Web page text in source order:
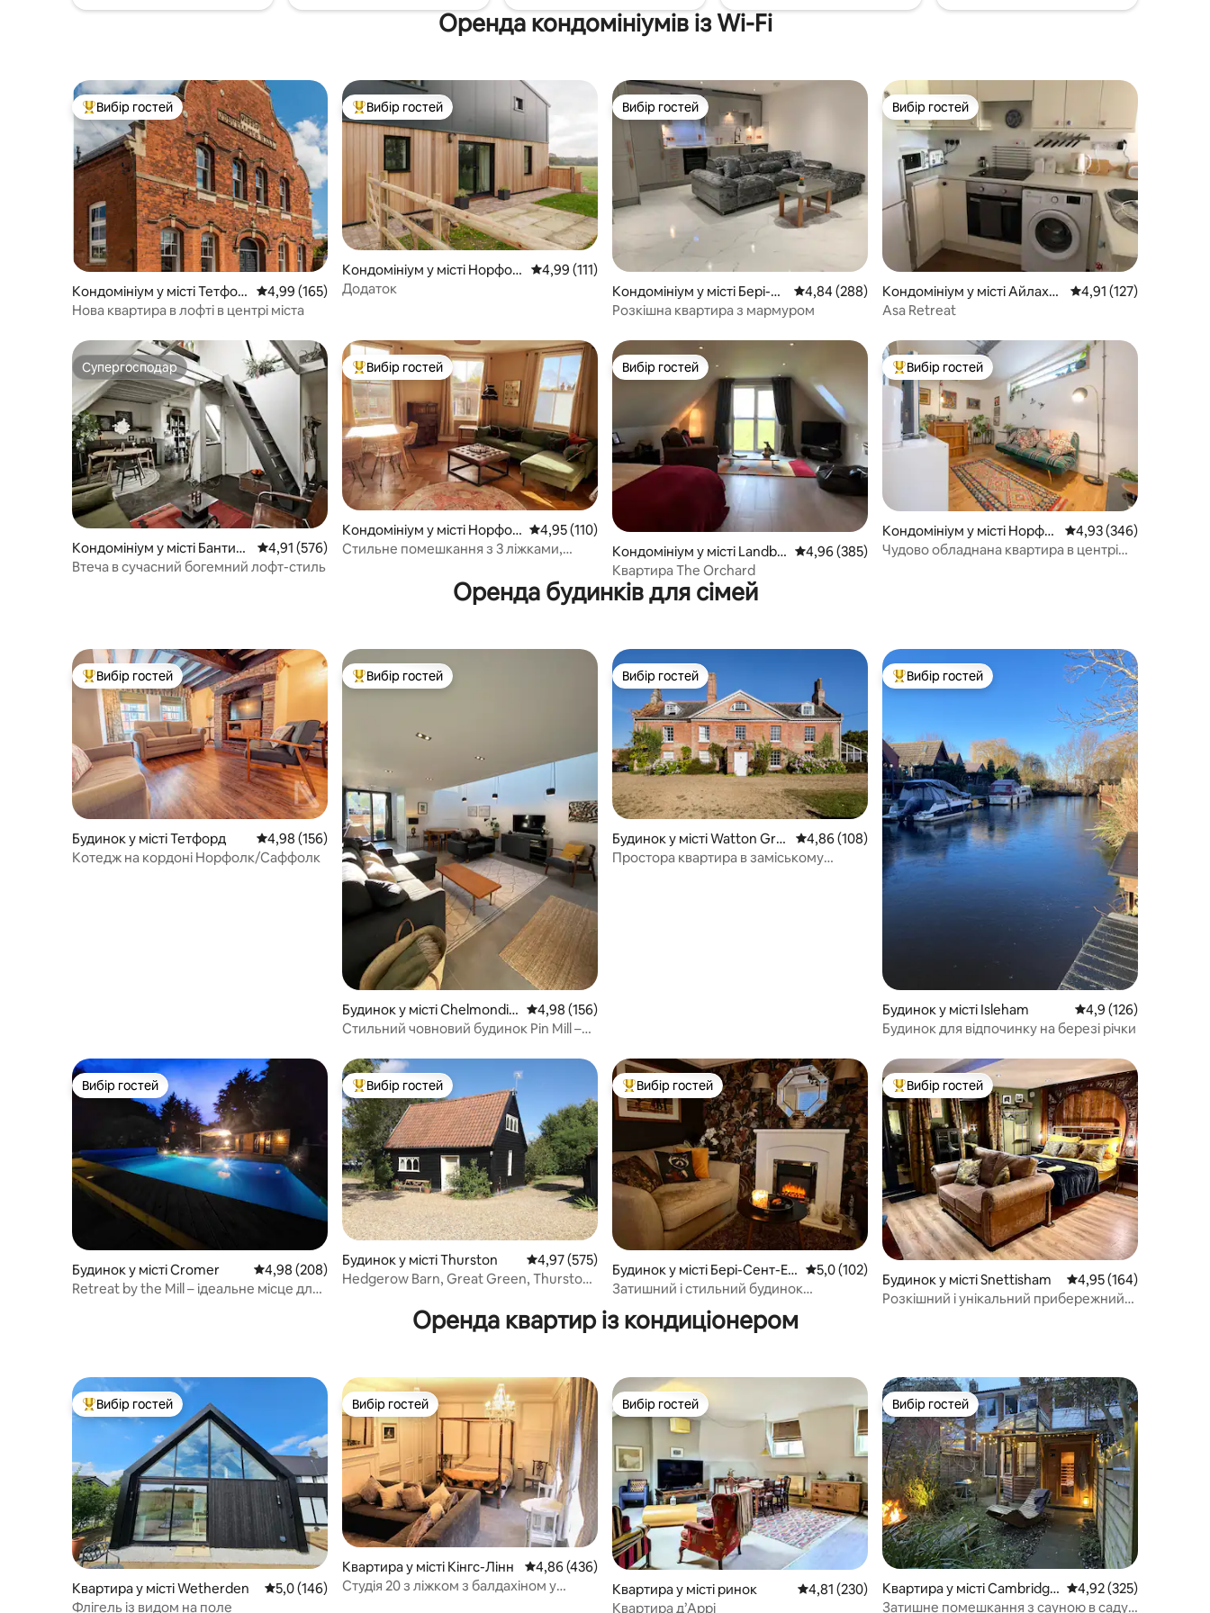
Оренда кондомініумів із Wi-Fi
Топ вибір гостей
Вибір гостей
Кондомініум у місті Тетфор
д
Середня оцінка: 4,99 з 5, відгуки: 165
4,99 (165)
Нова квартира в лофті в центрі міста
Топ вибір гостей
Вибір гостей
Кондомініум у місті Норфол
к
Середня оцінка: 4,99 з 5, відгуки: 111
4,99 (111)
Додаток
Вибір гостей
Вибір гостей
Кондомініум у місті Бері-С
ент-Едмендс
Середня оцінка: 4,84 з 5, відгуки: 288
4,84 (288)
Розкішна квартира з мармуром
Вибір гостей
Вибір гостей
Кондомініум у місті Айлаха
м
Середня оцінка: 4,91
4,91 (127)
Asa Retreat
Супергосподар
Супергосподар
Кондомініум у місті Бантиг
форд
Середня оцінка: 4,91 з 5, відгуки: 576
4,91 (576)
Втеча в сучасний богемний лофт-стиль
Топ вибір гостей
Вибір гостей
Кондомініум у місті Норфол
к
Середня оцінка: 4,95 з 5, відгуки: 110
4,95 (110)
Стильне помешкання з 3 ліжками,
Вибір гостей
Вибір гостей
Кондомініум у місті Landbe
ach
Середня оцінка: 4,96 з 5, відгуки: 385
4,96 (385)
Квартира The Orchard
Топ вибір гостей
Вибір гостей
Кондомініум у місті Норфо
лк
Середня оцінка: 4,93 з
4,93 (346)
Чудово обладнана квартира в центрі
Оренда будинків для сімей
Топ вибір гостей
Вибір гостей
Будинок у місті Тетфорд Середня оцінка: 4,98 з 5, відгуки: 156
4,98 (156)
Котедж на кордоні Норфолк/Саффолк
Топ вибір гостей
Вибір гостей
Будинок у місті Chelmondis
ton
Середня оцінка: 4,98 з 5, відгуки: 156
4,98 (156)
Стильний човновий будинок Pin Mill –
Вибір гостей
Вибір гостей
Будинок у місті Watton Gre
en
Середня оцінка: 4,86 з 5, відгуки: 108
4,86 (108)
Простора квартира в заміському
Топ вибір гостей
Вибір гостей
Будинок у місті Isleham Середня оцінка: 4,9
4,9 (126)
Будинок для відпочинку на березі річки
Вибір гостей
Вибір гостей
Будинок у місті Cromer Середня оцінка: 4,98 з 5, відгуки: 208
4,98 (208)
Retreat by the Mill – ідеальне місце для
Топ вибір гостей
Вибір гостей
Будинок у місті Thurston Середня оцінка: 4,97 з 5, відгуки: 575
4,97 (575)
Hedgerow Barn, Great Green, Thurston,
Топ вибір гостей
Вибір гостей
Будинок у місті Бері-Сент-Ед
мендс
Середня оцінка: 5,0 з 5, відгуки: 102
5,0 (102)
Затишний і стильний будинок
недалеко від центру міста
Топ вибір гостей
Вибір гостей
Будинок у місті Snettisham Середня оцінка: 4,95
4,95 (164)
Розкішний і унікальний прибережний
Оренда квартир із кондиціонером
Топ вибір гостей
Вибір гостей
Квартира у місті Wetherden Середня оцінка: 5,0 з 5, відгуки: 146
5,0 (146)
Флігель із видом на поле
Вибір гостей
Вибір гостей
Квартира у місті Кінгс-Лінн Середня оцінка: 4,86 з 5, відгуки: 436
4,86 (436)
Студія 20 з ліжком з балдахіном у
Вибір гостей
Вибір гостей
Квартира у місті ринок Середня оцінка: 4,81 з 5, відгуки: 230
4,81 (230)
Квартира д’Аррі
Вибір гостей
Вибір гостей
Квартира у місті Cambridge
shire
Середня оцінка: 4,92
4,92 (325)
Затишне помешкання з сауною в саду в